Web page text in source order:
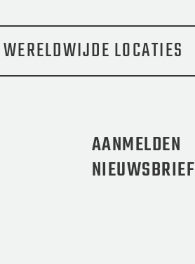
WERELDWIJDE LOCATIES
AANMELDEN
NIEUWSBRIEF